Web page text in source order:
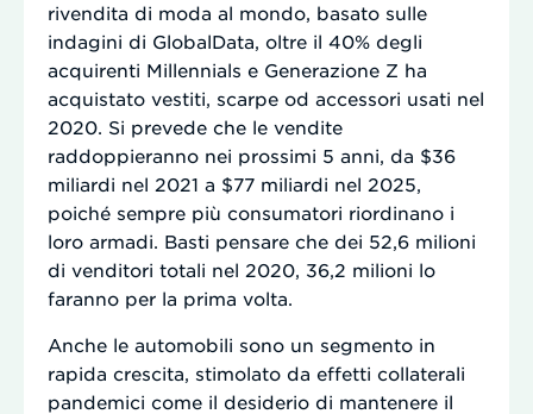
rivendita di moda al mondo, basato sulle
indagini di GlobalData, oltre il 40% degli
acquirenti Millennials e Generazione Z ha
acquistato vestiti, scarpe od accessori usati nel
2020. Si prevede che le vendite
raddoppieranno nei prossimi 5 anni, da $36
miliardi nel 2021 a $77 miliardi nel 2025,
poiché sempre più consumatori riordinano i
loro armadi. Basti pensare che dei 52,6 milioni
di venditori totali nel 2020, 36,2 milioni lo
faranno per la prima volta.
Anche le automobili sono un segmento in
rapida crescita, stimolato da effetti collaterali
pandemici come il desiderio di mantenere il